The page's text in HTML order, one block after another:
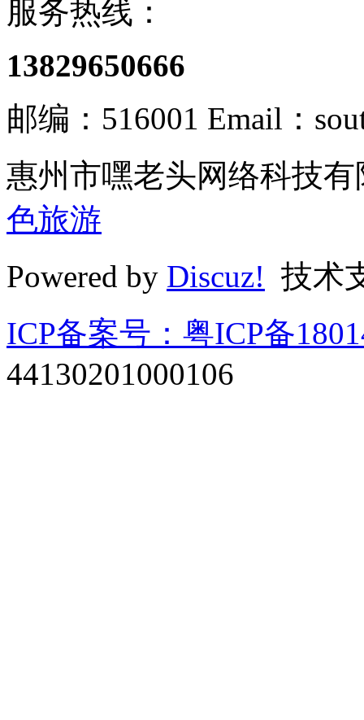
服务热线：
13829650666
邮编：516001 Email：
惠州市嘿老头网络科技
色旅游
Powered by Discuz! 技术
ICP备案号：粤ICP备
44130201000106